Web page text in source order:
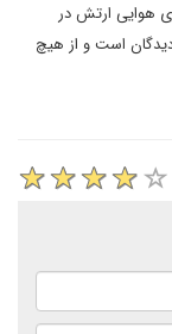
هوایی ارتش در
است و از هیچ